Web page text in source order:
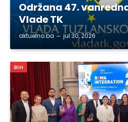
Održana 47.
Vlade TK
aktuelno.ba jul 30, 2026
BIH